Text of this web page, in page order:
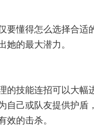
要懂得怎么选择合适
她的最大潜力。
的技能连招可以大
自己或队友提供护
效的击杀。